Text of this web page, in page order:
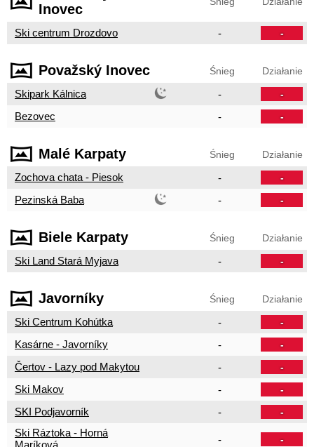
Inovec
Ski centrum Drozdovo - -
Považský Inovec Śnieg Działanie
Skipark Kálnica - -
Bezovec - -
Malé Karpaty Śnieg Działanie
Zochova chata - Piesok - -
Pezinská Baba - -
Biele Karpaty Śnieg Działanie
Ski Land Stará Myjava - -
Javorníky Śnieg Działanie
Ski Centrum Kohútka - -
Kasárne - Javorníky - -
Čertov - Lazy pod Makytou - -
Ski Makov - -
SKI Podjavorník - -
Ski Ráztoka - Horná
Maríková
- -